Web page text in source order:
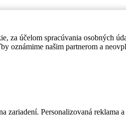
za účelom spracúvania osobných
oznámime našim partnerom a
Personalizovaná reklama a